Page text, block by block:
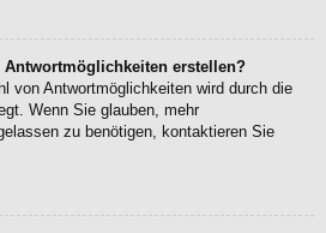
erstellen?
von Antwortmöglichkeiten wird durch die
Wenn Sie glauben, mehr
zu benötigen, kontaktieren Sie